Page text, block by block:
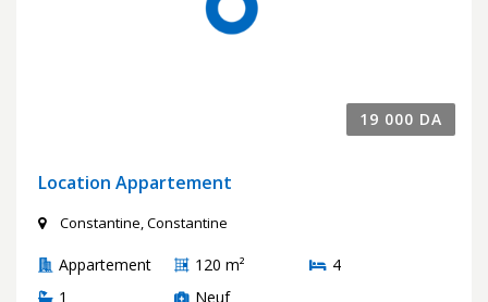
19 000 DA
Location Appartement
Constantine, Constantine
Appartement 120 m²
4
1
Neuf